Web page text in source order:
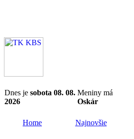
Dnes je sobota 08. 08.
2026
Meniny má
Oskár
Home Najnovšie